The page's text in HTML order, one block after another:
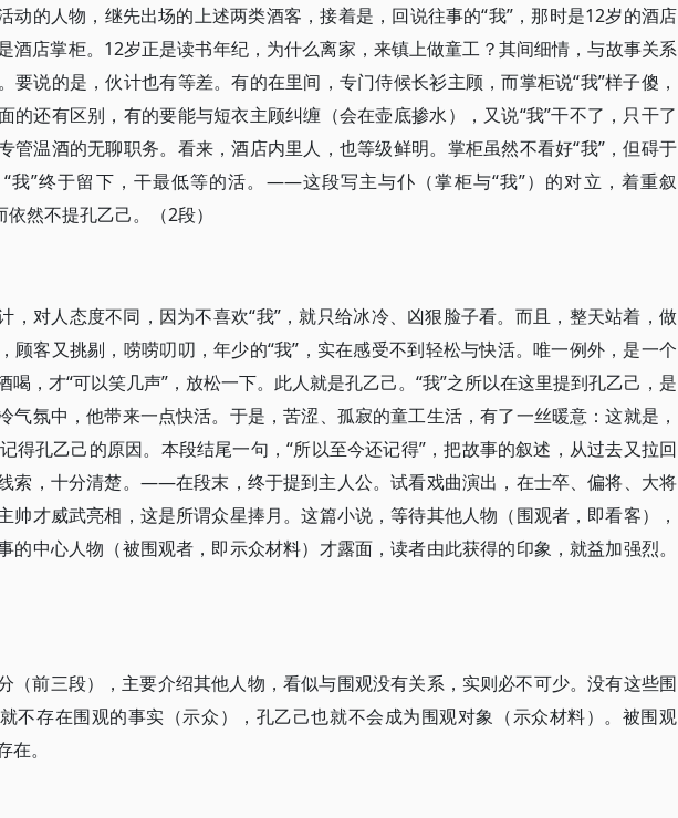
动的人物，继先出场的上述两类酒客，接着是，回说往事的“我”，那时是12岁的酒店
酒店掌柜。12岁正是读书年纪，为什么离家，来镇上做童工？其间细情，与故事关系
要说的是，伙计也有等差。有的在里间，专门侍候长衫主顾，而掌柜说“我”样子傻，
的还有区别，有的要能与短衣主顾纠缠（会在壶底掺水），又说“我”干不了，只干了
管温酒的无聊职务。看来，酒店内里人，也等级鲜明。掌柜虽然不看好“我”，但碍于
我”终于留下，干最低等的活。——这段写主与仆（掌柜与“我”）的对立，着重叙
依然不提孔乙己。（2段）
，对人态度不同，因为不喜欢“我”，就只给冰冷、凶狠脸子看。而且，整天站着，做
顾客又挑剔，唠唠叨叨，年少的“我”，实在感受不到轻松与快活。唯一例外，是一个
喝，才“可以笑几声”，放松一下。此人就是孔乙己。“我”之所以在这里提到孔乙己，是
气氛中，他带来一点快活。于是，苦涩、孤寂的童工生活，有了一丝暖意：这就是，
得孔乙己的原因。本段结尾一句，“所以至今还记得”，把故事的叙述，从过去又拉回
索，十分清楚。——在段末，终于提到主人公。试看戏曲演出，在士卒、偏将、大将
帅才威武亮相，这是所谓众星捧月。这篇小说，等待其他人物（围观者，即看客），
的中心人物（被围观者，即示众材料）才露面，读者由此获得的印象，就益加强烈。
（前三段），主要介绍其他人物，看似与围观没有关系，实则必不可少。没有这些围
不存在围观的事实（示众），孔乙己也就不会成为围观对象（示众材料）。被围观
。